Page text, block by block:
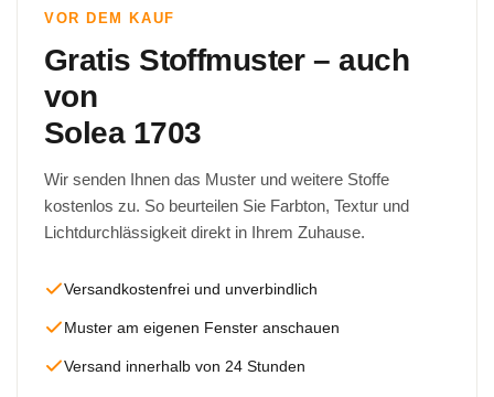
VOR DEM KAUF
Gratis Stoffmuster – auch
von
Solea 1703
Wir senden Ihnen das Muster und weitere Stoffe
kostenlos zu. So beurteilen Sie Farbton, Textur und
Lichtdurchlässigkeit direkt in Ihrem Zuhause.
Versandkostenfrei und unverbindlich
Muster am eigenen Fenster anschauen
Versand innerhalb von 24 Stunden